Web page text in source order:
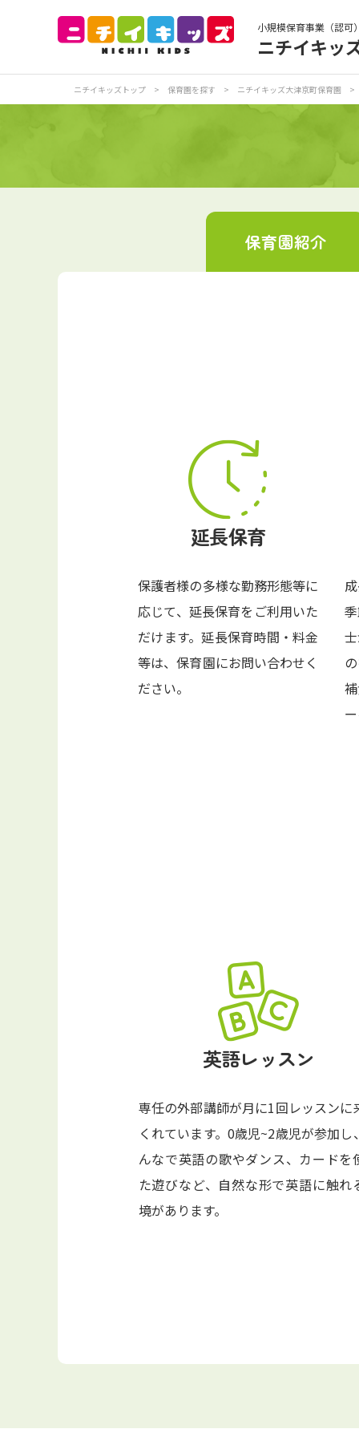
小規模保育事業（認可
ニチイキッ
写真販売サービス
保育園に関するお問い合わせ
ニチイキッズトップ > 保育園を探す > ニチイキッズ大津京町保育園 >
保育園紹介
延長保育
保護者様の多様な勤務形態等に
応じて、延長保育をご利用いた
だけます。延長保育時間・料金
等は、保育園にお問い合わせく
ださい。
英語レッスン
専任の外部講師が月に1回レッスンに
くれています。0歳児~2歳児が参加し
んなで英語の歌やダンス、カードを
た遊びなど、自然な形で英語に触れ
境があります。